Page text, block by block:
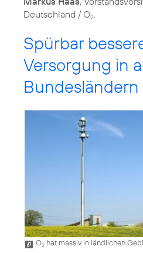
Deutschland / O2
Spürbar
Versorgung in
Bundesländern
O2 hat massiv in ländlichen